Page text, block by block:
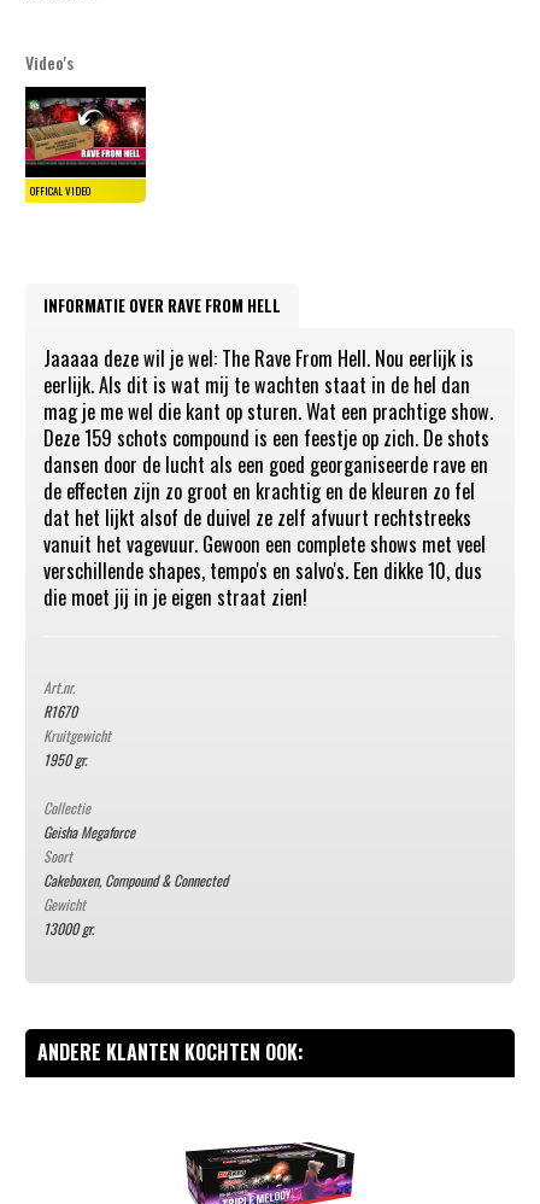
Video's
INFORMATIE OVER RAVE FROM HELL
Jaaaaa deze wil je wel: The Rave From Hell. Nou eerlijk is
eerlijk. Als dit is wat mij te wachten staat in de hel dan
mag je me wel die kant op sturen. Wat een prachtige show.
Deze 159 schots compound is een feestje op zich. De shots
dansen door de lucht als een goed georganiseerde rave en
de effecten zijn zo groot en krachtig en de kleuren zo fel
dat het lijkt alsof de duivel ze zelf afvuurt rechtstreeks
vanuit het vagevuur. Gewoon een complete shows met veel
verschillende shapes, tempo's en salvo's. Een dikke 10, dus
die moet jij in je eigen straat zien!
Art.nr.
R1670
Kruitgewicht
1950 gr.
Collectie
Geisha Megaforce
Soort
Cakeboxen, Compound & Connected
Gewicht
13000 gr.
ANDERE KLANTEN KOCHTEN OOK: